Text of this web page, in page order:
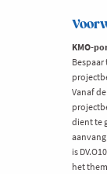
KMO-
Vanaf
dient te
is
het